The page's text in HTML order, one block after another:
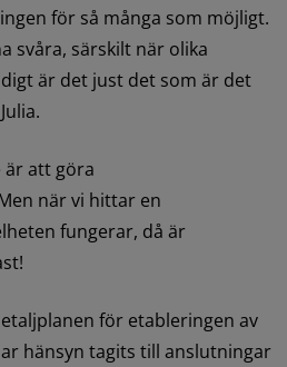
för så många som möjligt.
svåra, särskilt när olika
är det just det som är det
är att göra
när vi hittar en
fungerar, då är
för etableringen av
hänsyn tagits till anslutningar